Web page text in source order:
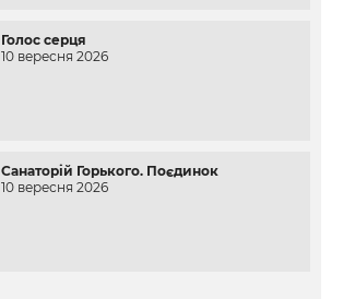
Голос серця
10 вересня 2026
Санаторій Горького. Поєдинок
10 вересня 2026